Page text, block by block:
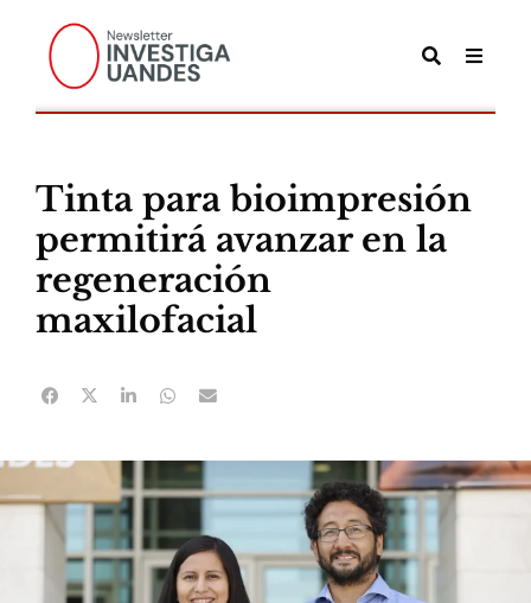
Tinta para bioimpresión
permitirá avanzar en la
regeneración
maxilofacial